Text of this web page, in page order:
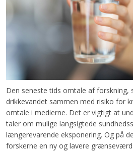
Den seneste tids omtale af
drikkevandet sammen med risiko for
omtale i medierne. Det er vigtigt at
taler om mulige langsigtede
længerevarende eksponering. Og på
forskerne en ny og lavere